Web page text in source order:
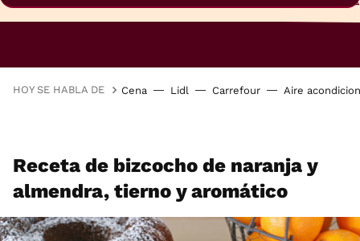
HOY SE HABLA DE Cena Lidl Carrefour Aire
Receta de bizcocho de naranja y
almendra, tierno y aromático